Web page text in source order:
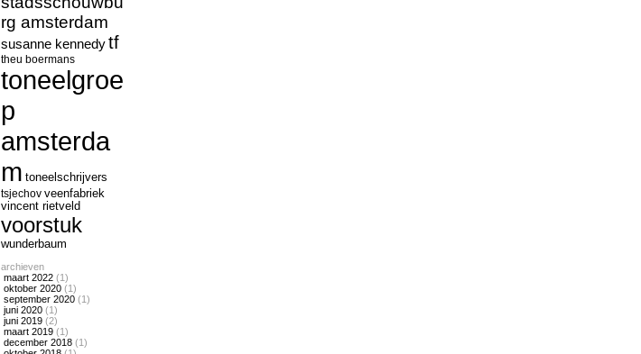
rg amsterdam
susanne kennedytf
theu boermans
toneelgroe
p
amsterda
m toneelschrijvers
tsjechov veenfabriek
vincent rietveld
voorstuk
wunderbaum
archieven
maart 2022 (1)
oktober 2020 (1)
september 2020 (1)
juni 2020 (1)
juni 2019 (2)
maart 2019 (1)
december 2018 (1)